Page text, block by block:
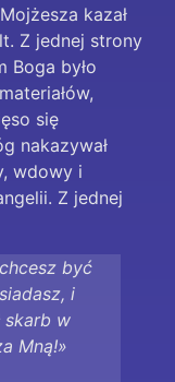
kazał
Z jednej strony
Boga było
się
nakazywał
wdowy i
Z jednej
być
i
skarb w
Mną!»